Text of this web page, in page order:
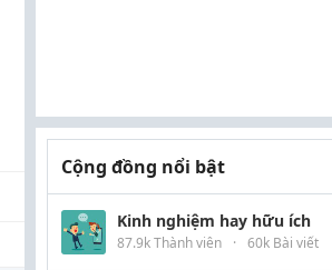
Cộng đồng nổi bật
Kinh nghiệm hay hữu ích
87.9k Thành viên · 60k Bài viết